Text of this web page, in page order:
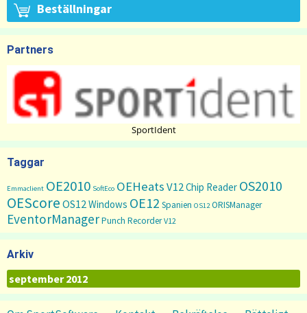
Beställningar
Partners
SportIdent
Taggar
Emmaclient OE2010 SoftEco OEHeatsV12Chip Reader OS2010
OEScore OS12Windows OE12 Spanien OS12 ORISManager
EventorManagerPunch Recorder V12
Arkiv
Arkiv